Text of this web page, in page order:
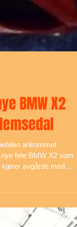
BMW X2
ankommet
fete BMW X2 som